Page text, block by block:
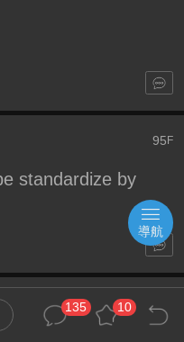
95F
standardize by
96
135 10
導航